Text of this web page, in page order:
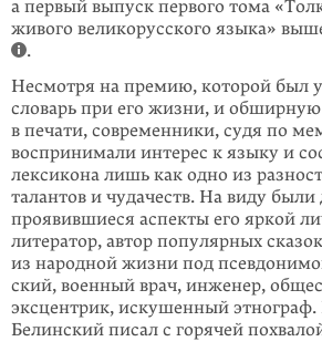
а первый выпуск первого тома
живого великорусского языка»
.
Несмотря на премию, которой был
словарь при его жизни, и
в печати, современники, судя по
воспринимали интерес к языку и
лексикона лишь как одно из
талантов и чудачеств. На виду
проявившиеся аспекты его яркой
литератор, автор попу­лярных
из народной жизни под
ский, военный врач, инженер,
эксцентрик, искушен­ный этнограф.
Белинский писал с горячей